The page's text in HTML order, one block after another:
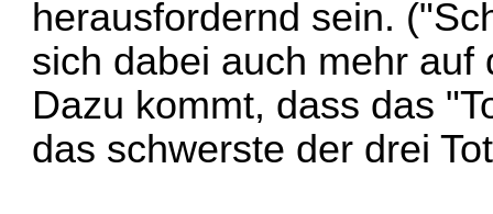
herausfordernd sein.
sich dabei auch mehr
Dazu kommt, dass das
das schwerste der drei